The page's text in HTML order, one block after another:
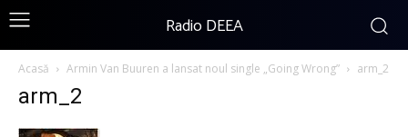
Radio DEEA
Acasă Armin Van Buuren a lansat noul single „Going Wrong” arm_2
arm_2